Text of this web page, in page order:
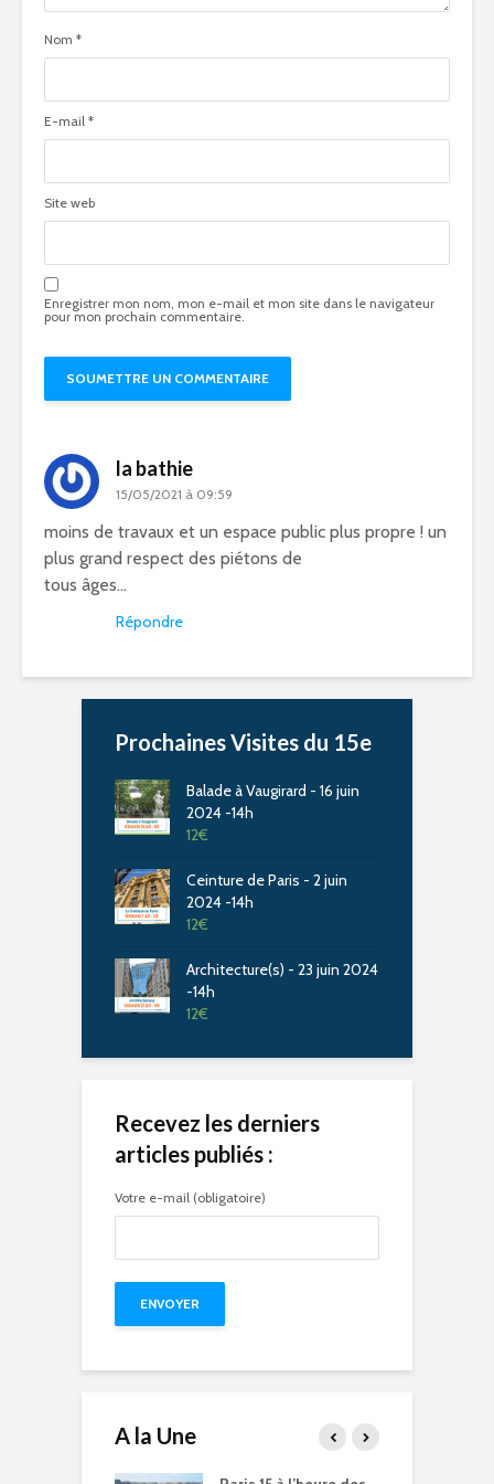
Nom *
E-mail *
Site web
Enregistrer mon nom, mon e-mail et mon site dans le navigateur
pour mon prochain commentaire.
la bathie
15/05/2021 à 09:59
moins de travaux et un espace public plus propre ! un
plus grand respect des piétons de
tous âges…
Répondre
Prochaines Visites du 15e
Balade à Vaugirard - 16 juin
2024 -14h
12€
Ceinture de Paris - 2 juin
2024 -14h
12€
Architecture(s) - 23 juin 2024
-14h
12€
Recevez les derniers
articles publiés :
Votre e-mail (obligatoire)
A la Une